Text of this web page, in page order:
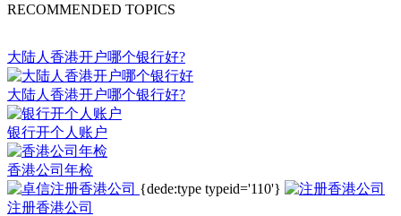
RECOMMENDED TOPICS
大陆人香港开户哪个银行好?
大陆人香港开户哪个银行好?
银行开个人账户
香港公司年检
{dede:type typeid='110'}
注册香港公司